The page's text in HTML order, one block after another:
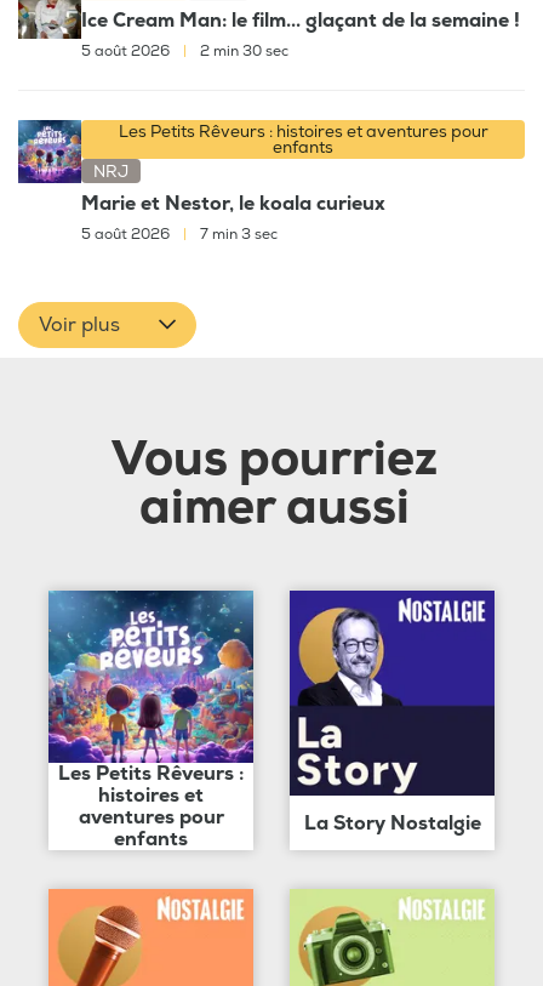
Ice Cream Man: le film... glaçant de la semaine !
5 août 2026 | 2 min 30 sec
Les Petits Rêveurs : histoires et aventures pour
enfants
NRJ
Marie et Nestor, le koala curieux
5 août 2026 7 min 3 sec
Voir plus
Vous pourriez
aimer aussi
Les Petits Rêveurs :
histoires et
aventures pour
enfants
La Story Nostalgie